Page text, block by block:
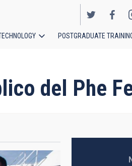
POSTGRADUATE
del Phe